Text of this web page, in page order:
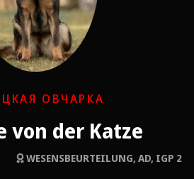
ОВЧАРКА
von der Katze
WESENSBEURTEILUNG, AD, IGP 2